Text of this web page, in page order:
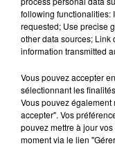
1 2
following functionalities:
requested; Use precise
other data sources; Link
information transmitted
Vous pouvez accepter
sélectionnant les
Vous pouvez
accepter". Vos
pouvez mettre à jour
moment via le lien